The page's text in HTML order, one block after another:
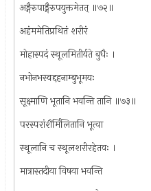
अङ्गैरुपाङ्गैरुपयुक्तमेतत् ॥७२॥
अहंममेतिप्रथितं शरीरं
मोहास्पदं स्थूलमितीर्यते बुधैः ।
नभोनभस्वद्दहनाम्बुभूमयः
सूक्ष्माणि भूतानि भवन्ति तानि ॥७३॥
परस्परांशैर्मिलितानि भूत्वा
स्थूलानि च स्थूलशरीरहेतवः ।
मात्रास्तदीया विषया भवन्ति